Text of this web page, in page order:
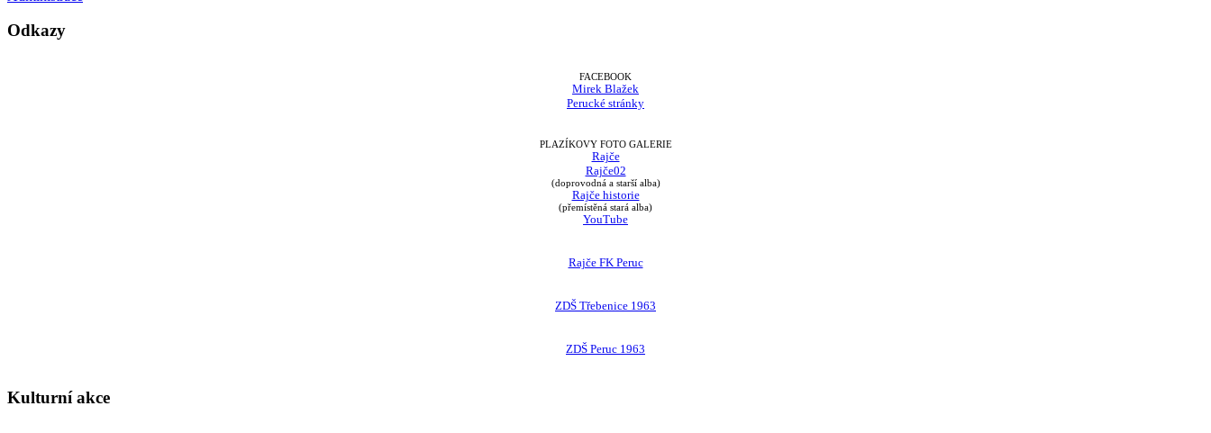
Odkazy
FACEBOOK
Mirek Blažek
Perucké stránky
PLAZÍKOVY FOTO GALERIE
Rajče
Rajče02
(doprovodná a starší alba)
Rajče historie
(přemístěná stará alba)
YouTube
Rajče FK Peruc
ZDŠ Třebenice 1963
ZDŠ Peruc 1963
Kulturní akce